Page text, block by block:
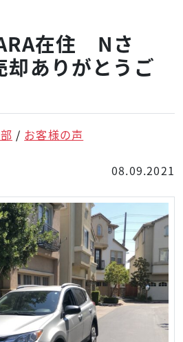
在住 Nさ
ありがとうご
お客様の声
08.09.2021